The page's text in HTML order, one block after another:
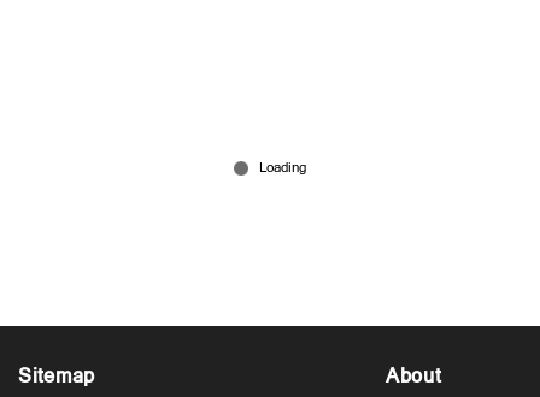
പൊലീസിന് നേരെയുള്ള അസഭ്യവര്‍ഷം; രണ്ട്
Sitemap About